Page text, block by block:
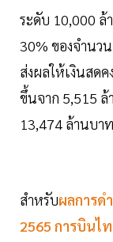
ระดับ 10,000 ล้
30% ของจำนว
ส่งผลให้เงินสด
ขึ้นจาก 5,515
13,474 ล้านบา
สำหรับผลการด
2565 การบินไ